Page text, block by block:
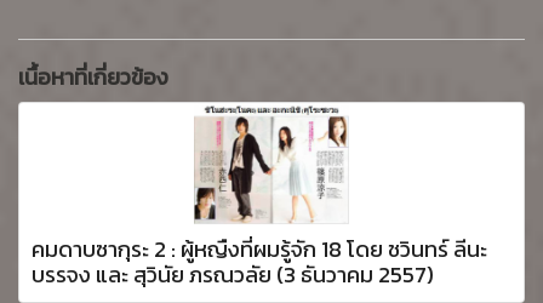
เนื้อหาที่เกี่ยวข้อง
คมดาบซากุระ 2 : ผู้หญืงที่ผมรู้จัก 18 โดย ชวินทร์ ลีนะ
บรรจง และ สุวินัย ภรณวลัย (3 ธันวาคม 2557)